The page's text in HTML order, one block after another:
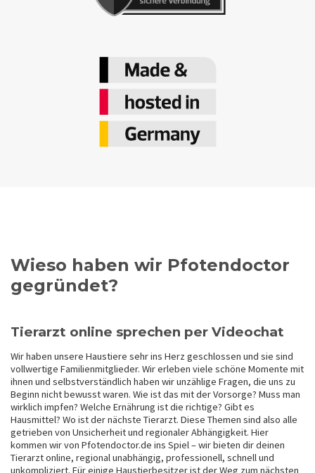
Wieso haben wir Pfotendoctor
gegründet?
Tierarzt online sprechen per Videochat
Wir haben unsere Haustiere sehr ins Herz geschlossen und sie sind
vollwertige Familienmitglieder. Wir erleben viele schöne Momente mit
ihnen und selbstverständlich haben wir unzählige Fragen, die uns zu
Beginn nicht bewusst waren. Wie ist das mit der Vorsorge? Muss man
wirklich impfen? Welche Ernährung ist die richtige? Gibt es
Hausmittel? Wo ist der nächste Tierarzt. Diese Themen sind also alle
getrieben von Unsicherheit und regionaler Abhängigkeit. Hier
kommen wir von Pfotendoctor.de ins Spiel – wir bieten dir deinen
Tierarzt online, regional unabhängig, professionell, schnell und
unkompliziert. Für einige Haustierbesitzer ist der Weg zum nächsten